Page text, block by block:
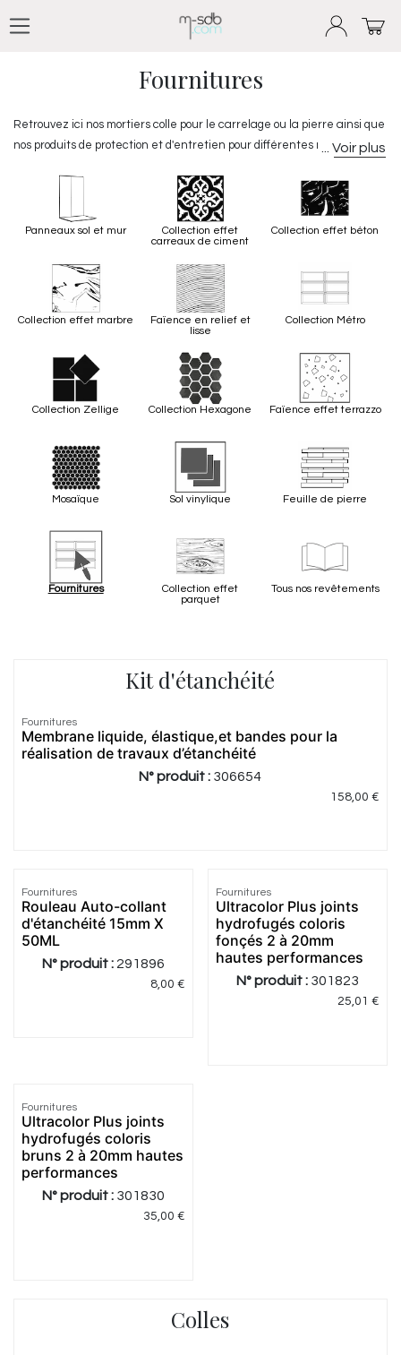
Tous nos revêtements
Fournitures
Retrouvez ici nos mortiers colle pour le carrelage ou la pierre ainsi que
nos produits de protection et d'entretien pour différentes matières.
pierre une protection anti-tache adaptée vous permettra de les
protéger durablement. Pour finaliser votre pose de carrelage mural, un
profilé de finition apportera une touche esthétique et décorative, il
, habille les angles et permet d'obtenir des
finitions nettes. Nous proposons des profilés en différentes matières,
formes et coloris pour un maximum de configurations.
Panneaux sol et mur
Collection effet
carreaux de ciment
Collection effet béton
Collection effet marbre
Faïence en relief et
lisse
Collection Métro
Collection Zellige Collection Hexagone Faïence effet terrazzo
Mosaïque Sol vinylique Feuille de pierre
Fournitures
Collection effet
parquet
Tous nos revêtements
Kit d'étanchéité
Fournitures
Membrane liquide, élastique,et bandes pour la
réalisation de travaux d’étanchéité
N° produit : 306654
158,00 €
Fournitures
Rouleau Auto-collant
d'étanchéité 15mm X
50ML
N° produit : 291896
8,00 €
Fournitures
Ultracolor Plus joints
hydrofugés coloris
fonçés 2 à 20mm
hautes performances
N° produit : 301823
25,01 €
Fournitures
Ultracolor Plus joints
hydrofugés coloris
bruns 2 à 20mm hautes
performances
N° produit : 301830
35,00 €
Colles